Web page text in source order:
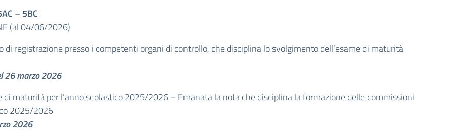
–5BC
(al 04/06/2026)
di registrazione presso i competenti organi di controllo, che disciplina lo svolgimento dell’esame di maturità
26 marzo 2026
di maturità per l’anno scolastico 2025/2026 – Emanata la nota che disciplina la formazione delle commissioni
2025/2026
2026